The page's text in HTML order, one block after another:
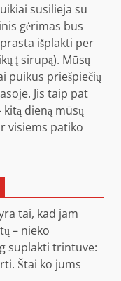
susilieja su
gėrimas bus
išplakti per
į sirupą). Mūsų
puikus priešpiečių
Jis taip pat
dieną mūsų
visiems patiko
tai, kad jam
– nieko
suplakti trintuve:
Štai ko jums